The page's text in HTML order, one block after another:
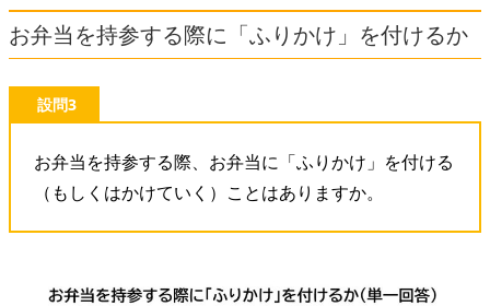
お弁当を持参する際に「ふりかけ」を付けるか
設問3
お弁当を持参する際、お弁当に「ふりかけ」を付ける
（もしくはかけていく）ことはありますか。